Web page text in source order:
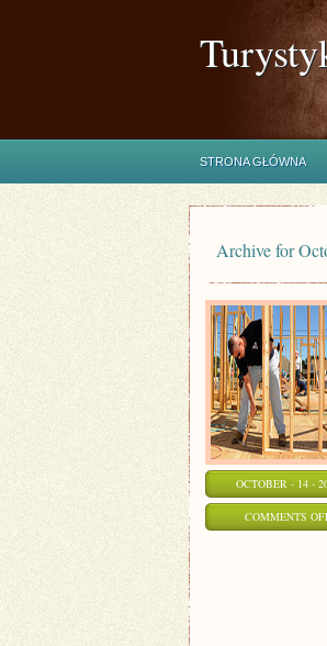
STRONA GŁÓWNA
Archive for
OCTOBER - 14 -
COMMENTS